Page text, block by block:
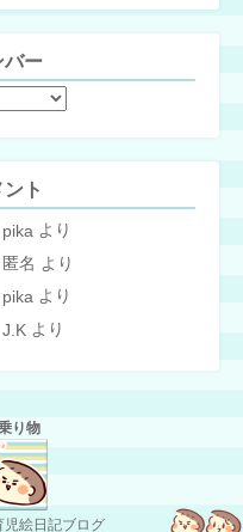
バー
ト
pika より
匿名 より
pika より
J.K より
り物
児絵日記ブログ